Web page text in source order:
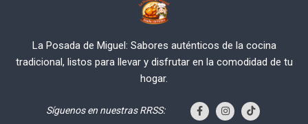
La Posada de Miguel: Sabores auténticos de la cocina
tradicional, listos para llevar y disfrutar en la comodidad de tu
hogar.
Síguenos en nuestras RRSS: